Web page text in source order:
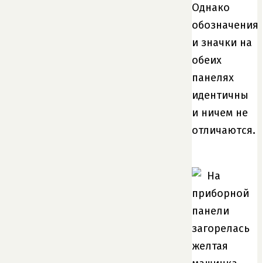
Однако
обозначения
и значки на
обеих
панелях
идентичны
и ничем не
отличаются.